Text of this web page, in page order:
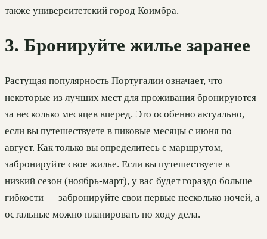
также университетский город Коимбра.
3. Бронируйте жилье заранее
Растущая популярность Португалии означает, что
некоторые из лучших мест для проживания бронируются
за несколько месяцев вперед. Это особенно актуально,
если вы путешествуете в пиковые месяцы с июня по
август. Как только вы определитесь с маршрутом,
забронируйте свое жилье. Если вы путешествуете в
низкий сезон (ноябрь-март), у вас будет гораздо больше
гибкости — забронируйте свои первые несколько ночей, а
остальные можно планировать по ходу дела.